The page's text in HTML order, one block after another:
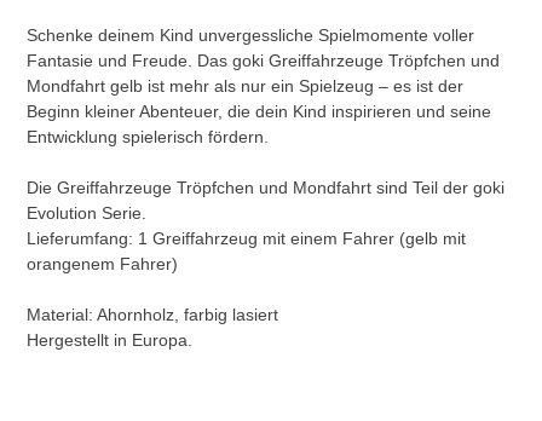
Schenke deinem Kind unvergessliche Spielmomente voller
Fantasie und Freude. Das goki Greiffahrzeuge Tröpfchen und
Mondfahrt gelb ist mehr als nur ein Spielzeug – es ist der
Beginn kleiner Abenteuer, die dein Kind inspirieren und seine
Entwicklung spielerisch fördern.
Die Greiffahrzeuge Tröpfchen und Mondfahrt sind Teil der goki
Evolution Serie.
Lieferumfang: 1 Greiffahrzeug mit einem Fahrer (gelb mit
orangenem Fahrer)
Material: Ahornholz, farbig lasiert
Hergestellt in Europa.